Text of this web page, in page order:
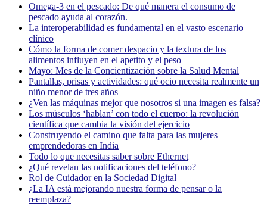
Omega-3 en el pescado: De qué manera el consumo de
pescado ayuda al corazón.
La interoperabilidad es fundamental en el vasto escenario
clínico
Cómo la forma de comer despacio y la textura de los
alimentos influyen en el apetito y el peso
Mayo: Mes de la Concientización sobre la Salud Mental
Pantallas, prisas y actividades: qué ocio necesita realmente un
niño menor de tres años
¿Ven las máquinas mejor que nosotros si una imagen es falsa?
Los músculos ‘hablan’ con todo el cuerpo: la revolución
científica que cambia la visión del ejercicio
Construyendo el camino que falta para las mujeres
emprendedoras en India
Todo lo que necesitas saber sobre Ethernet
¿Qué revelan las notificaciones del teléfono?
Rol de Cuidador en la Sociedad Digital
¿La IA está mejorando nuestra forma de pensar o la
reemplaza?